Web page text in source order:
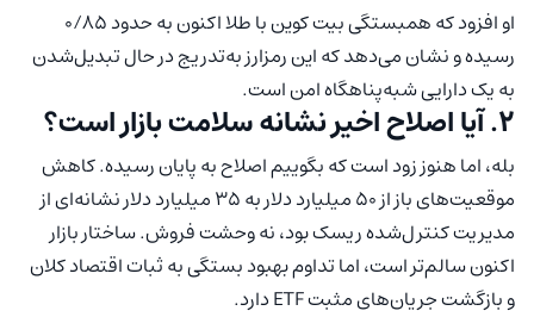
او افزود که همبستگی بیت کوین با طلا اکنون به حدود ۰/۸۵
رسیده و نشان می‌دهد که این رمزارز به‌تدریج در حال تبدیل‌شدن
به یک دارایی شبه‌پناهگاه امن است.
۲. آیا اصلاح اخیر نشانه سلامت بازار است؟
بله، اما هنوز زود است که بگوییم اصلاح به پایان رسیده. کاهش
موقعیت‌های باز از ۵۰ میلیارد دلار به ۳۵ میلیارد دلار نشانه‌ای از
مدیریت کنترل‌شده ریسک بود، نه وحشت فروش. ساختار بازار
اکنون سالم‌تر است، اما تداوم بهبود بستگی به ثبات اقتصاد کلان
و بازگشت جریان‌های مثبت ETF دارد.